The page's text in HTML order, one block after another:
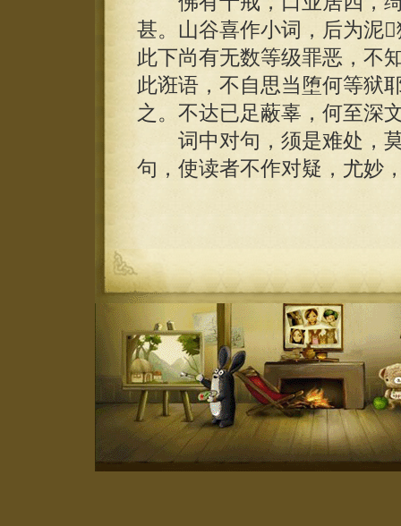
甚。山谷喜作小词，后为泥
此下尚有无数等级罪恶，不
此诳语，不自思当堕何等狱
之。不达已足蔽辜，何至深
词中对句，须是难处，莫
句，使读者不作对疑，尤妙